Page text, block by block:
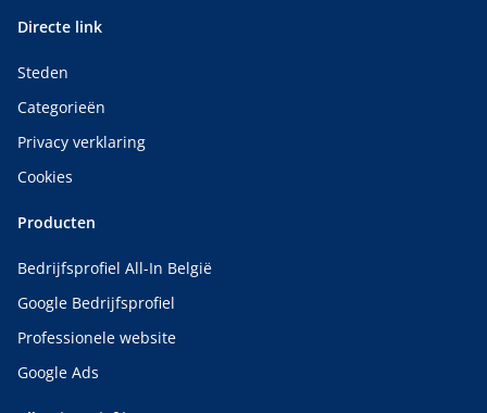
Directe link
Steden
Categorieën
Privacy verklaring
Cookies
Producten
Bedrijfsprofiel All-In België
Google Bedrijfsprofiel
Professionele website
Google Ads